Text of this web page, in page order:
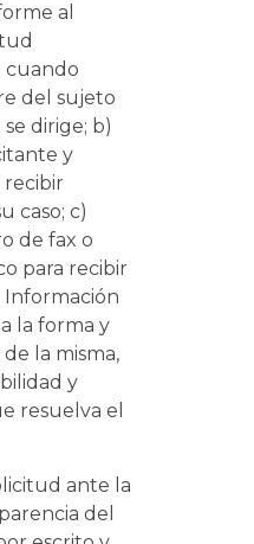
al
cuando
del sujeto
dirige; b)
y
recibir
caso; c)
de fax o
para recibir
Información
la forma y
la misma,
y
resuelva el
ante la
del